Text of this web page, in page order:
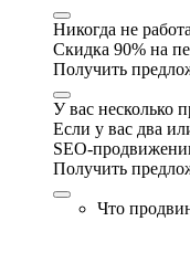
Никогда не
Скидка 90% на
Получить
У вас несколько
Если у вас два
SEO-
Получить
Что